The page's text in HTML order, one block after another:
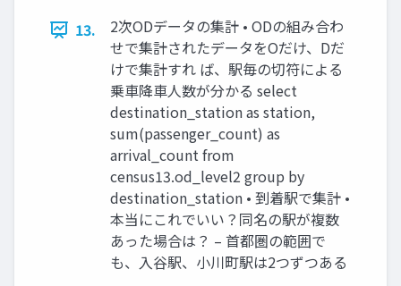
13.
2次ODデータの集計 • ODの組み合わ
せで集計されたデータをOだけ、Dだ
けで集計すれ ば、駅毎の切符による
乗車降車人数が分かる select
destination_station as station,
sum(passenger_count) as
arrival_count from
census13.od_level2 group by
destination_station • 到着駅で集計 •
本当にこれでいい？同名の駅が複数
あった場合は？ – 首都圏の範囲で
も、入谷駅、小川町駅は2つずつある